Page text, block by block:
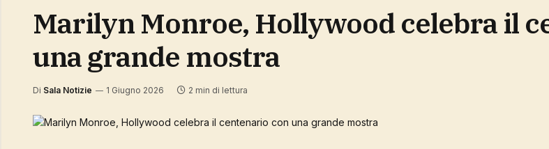
Marilyn Monroe, Hollywood celebra il centenario con
una grande mostra
Di Sala Notizie 1 Giugno 2026 2 min di lettura